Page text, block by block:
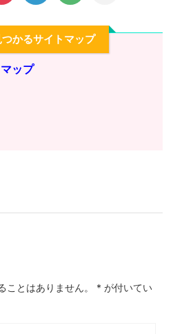
かるサイトマップ
ップ
ことはありません。 * が付いてい